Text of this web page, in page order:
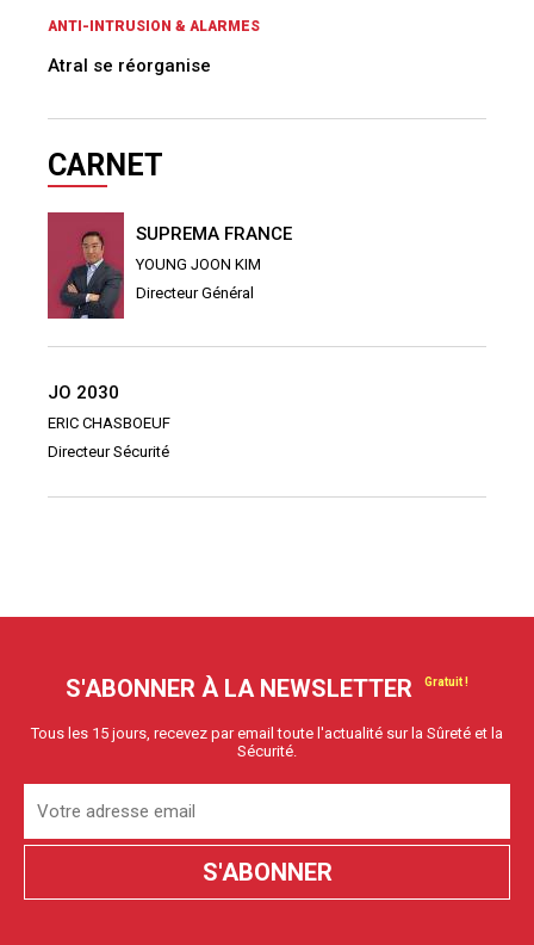
ANTI-INTRUSION & ALARMES
Atral se réorganise
CARNET
SUPREMA FRANCE
YOUNG JOON KIM
Directeur Général
JO 2030
ERIC CHASBOEUF
Directeur Sécurité
S'ABONNER À LA NEWSLETTER
Tous les 15 jours, recevez par email toute l'actualité sur la Sûreté et la
Sécurité.